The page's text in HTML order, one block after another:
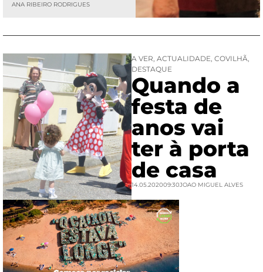
ANA RIBEIRO RODRIGUES
A VER, ACTUALIDADE, COVILHÃ,
DESTAQUE
Quando a
festa de
anos vai
ter à porta
de casa
14.05.202009:30JOAO MIGUEL ALVES